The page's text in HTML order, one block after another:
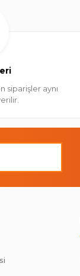
siparişler aynı